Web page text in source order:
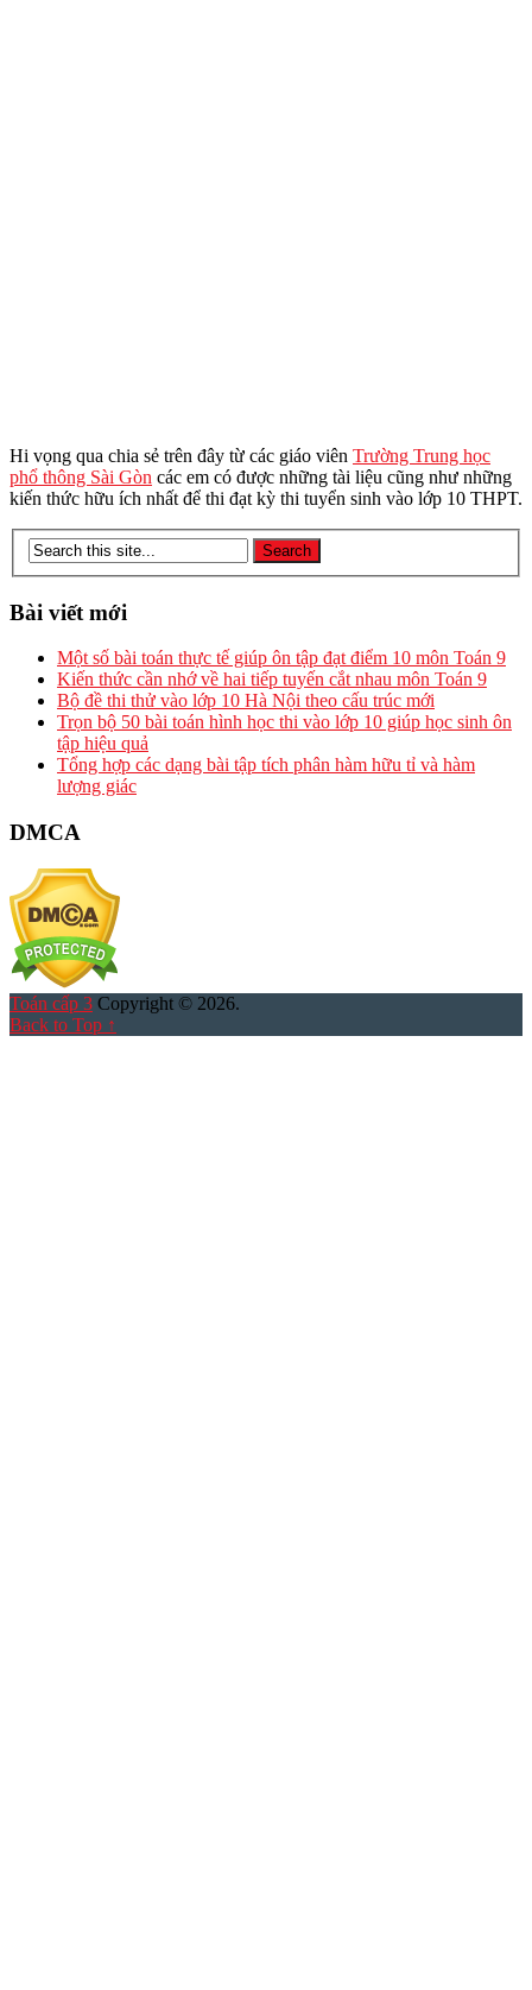
Hi vọng qua chia sẻ trên đây từ các giáo viên Trường Trung học
phổ thông Sài Gòn các em có được những tài liệu cũng như những
kiến thức hữu ích nhất để thi đạt kỳ thi tuyển sinh vào lớp 10 THPT.
Bài viết mới
Một số bài toán thực tế giúp ôn tập đạt điểm 10 môn Toán 9
Kiến thức cần nhớ về hai tiếp tuyến cắt nhau môn Toán 9
Bộ đề thi thử vào lớp 10 Hà Nội theo cấu trúc mới
Trọn bộ 50 bài toán hình học thi vào lớp 10 giúp học sinh ôn
tập hiệu quả
Tổng hợp các dạng bài tập tích phân hàm hữu tỉ và hàm
lượng giác
DMCA
Toán cấp 3 Copyright © 2026.
Back to Top ↑